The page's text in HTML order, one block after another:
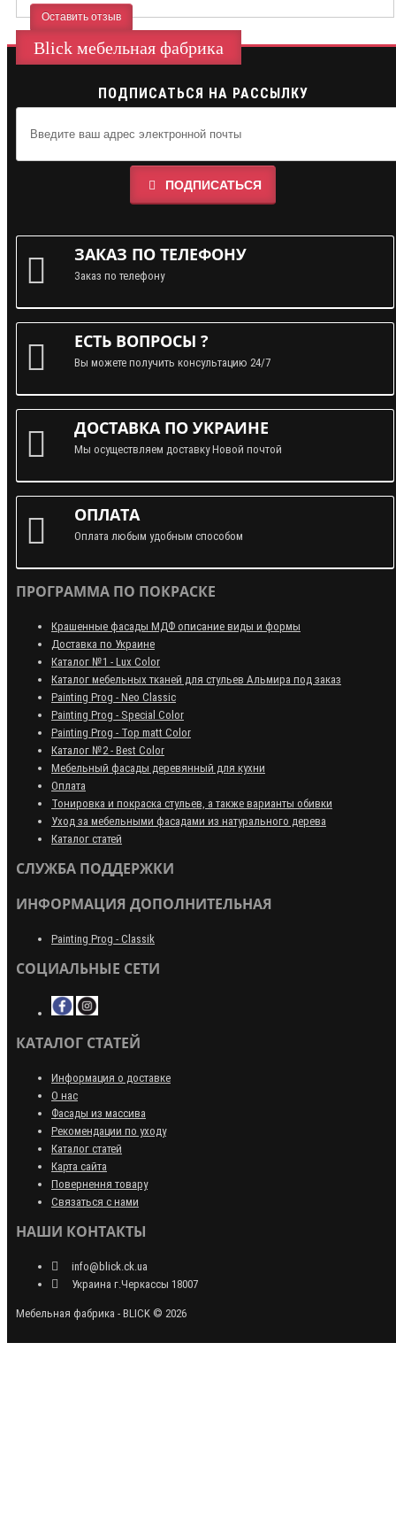
Оставить отзыв
Blick мебельная фабрика
ПОДПИСАТЬСЯ НА РАССЫЛКУ
ПОДПИСАТЬСЯ
ЗАКАЗ ПО ТЕЛЕФОНУ
Заказ по телефону
ЕСТЬ ВОПРОСЫ ?
Вы можете получить консультацию 24/7
ДОСТАВКА ПО УКРАИНЕ
Мы осуществляем доставку Новой почтой
ОПЛАТА
Оплата любым удобным способом
ПРОГРАММА ПО ПОКРАСКЕ
Крашенные фасады МДФ описание виды и формы
Доставка по Украине
Каталог №1 - Lux Color
Каталог мебельных тканей для стульев Альмира под заказ
Painting Prog - Neo Classiс
Painting Prog - Special Color
Painting Prog - Top matt Color
Каталог №2 - Best Color
Мебельный фасады деревянный для кухни
Оплата
Тонировка и покраска стульев, а также варианты обивки
Уход за мебельными фасадами из натурального дерева
Каталог статей
СЛУЖБА ПОДДЕРЖКИ
ИНФОРМАЦИЯ ДОПОЛНИТЕЛЬНАЯ
Painting Prog - Classik
СОЦИАЛЬНЫЕ СЕТИ
КАТАЛОГ СТАТЕЙ
Информация о доставке
О нас
Фасады из массива
Рекомендации по уходу
Каталог статей
Карта сайта
Повернення товару
Связаться с нами
НАШИ КОНТАКТЫ
info@blick.ck.ua
Украина г.Черкассы 18007
Мебельная фабрика - BLICK © 2026